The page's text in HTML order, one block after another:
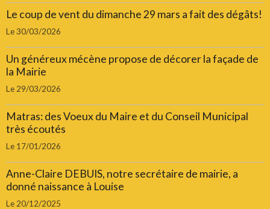
Le coup de vent du dimanche 29 mars a fait des dégâts!
Le 30/03/2026
Un généreux mécène propose de décorer la façade de
la Mairie
Le 29/03/2026
Matras: des Voeux du Maire et du Conseil Municipal
très écoutés
Le 17/01/2026
Anne-Claire DEBUIS, notre secrétaire de mairie, a
donné naissance à Louise
Le 20/12/2025